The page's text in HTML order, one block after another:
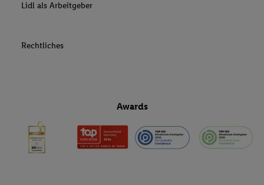
Lidl als Arbeitgeber
Rechtliches
Awards